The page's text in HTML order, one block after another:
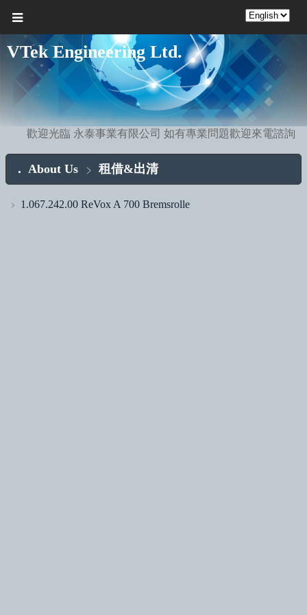
VTek Engineering Ltd.
歡迎光臨 永泰事業有限公司 如有專業問題歡迎來電諮詢
About Us 租借&出清
﹥ 1.067.242.00 ReVox A 700 Bremsrolle